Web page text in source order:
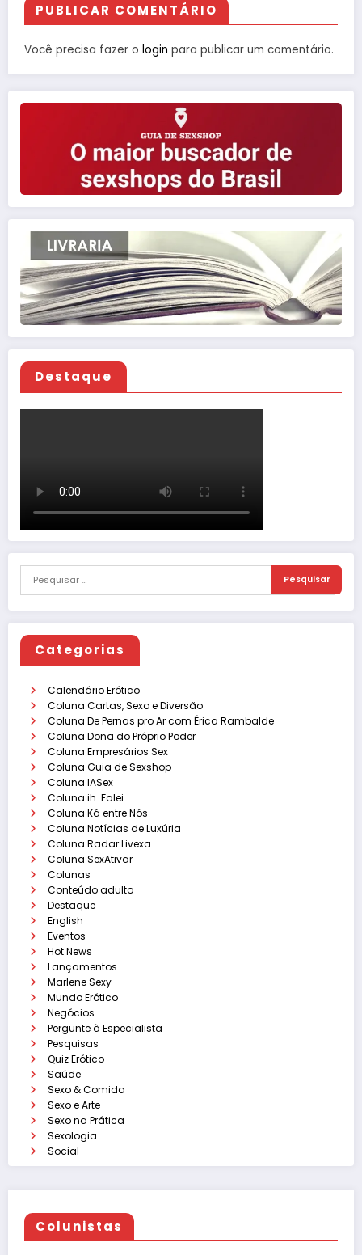
PUBLICAR COMENTÁRIO
Você precisa fazer o login para publicar um comentário.
Destaque
Categorias
Calendário Erótico
Coluna Cartas, Sexo e Diversão
Coluna De Pernas pro Ar com Érica Rambalde
Coluna Dona do Próprio Poder
Coluna Empresários Sex
Coluna Guia de Sexshop
Coluna IASex
Coluna ih…Falei
Coluna Ká entre Nós
Coluna Notícias de Luxúria
Coluna Radar Livexa
Coluna SexAtivar
Colunas
Conteúdo adulto
Destaque
English
Eventos
Hot News
Lançamentos
Marlene Sexy
Mundo Erótico
Negócios
Pergunte à Especialista
Pesquisas
Quiz Erótico
Saúde
Sexo & Comida
Sexo e Arte
Sexo na Prática
Sexologia
Social
Colunistas